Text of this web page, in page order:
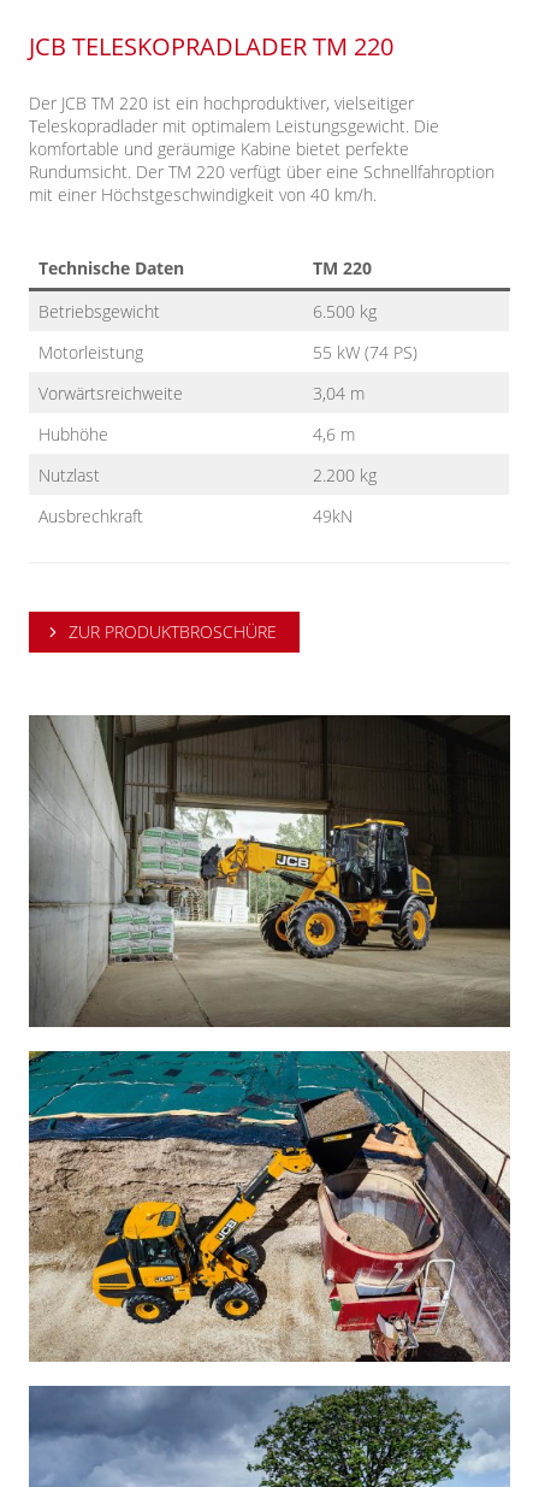
JCB TELESKOPRADLADER TM 220
Der JCB TM 220 ist ein hochproduktiver, vielseitiger
Teleskopradlader mit optimalem Leistungsgewicht. Die
komfortable und geräumige Kabine bietet perfekte
Rundumsicht. Der TM 220 verfügt über eine Schnellfahroption
mit einer Höchstgeschwindigkeit von 40 km/h.
Technische Daten
TM 220
Betriebsgewicht
6.500 kg
Motorleistung
55 kW (74 PS)
Vorwärtsreichweite
3,04 m
Hubhöhe
4,6 m
Nutzlast
2.200 kg
Ausbrechkraft
49kN
ZUR PRODUKTBROSCHÜRE